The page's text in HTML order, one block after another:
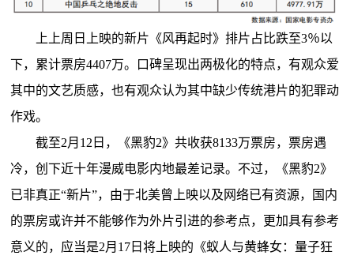
上上周日上映的新片《风再起时》排片占比跌至3％以
下，累计票房4407万。口碑呈现出两极化的特点，有观众爱
其中的文艺质感，也有观众认为其中缺少传统港片的犯罪动
作戏。
截至2月12日，《黑豹2》共收获8133万票房，票房遇
冷，创下近十年漫威电影内地最差记录。不过，《黑豹2》
已非真正“新片”，由于北美曾上映以及网络已有资源，国内
的票房或许并不能够作为外片引进的参考点，更加具有参考
意义的，应当是2月17日将上映的《蚁人与黄蜂女：量子狂